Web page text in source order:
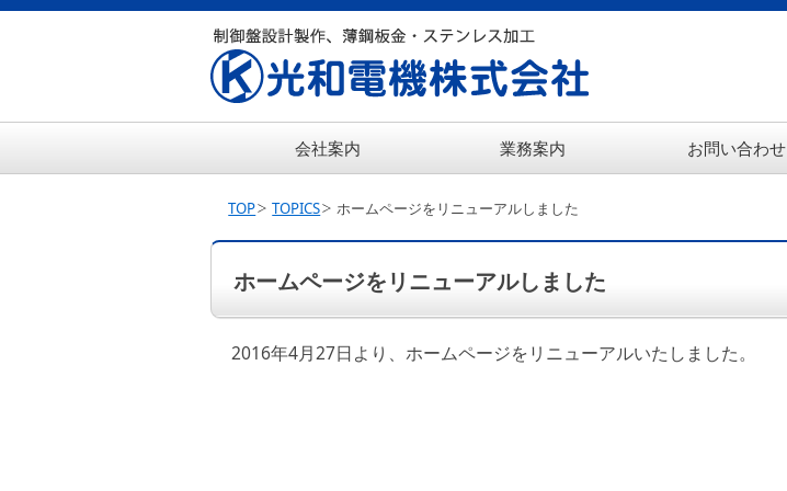
会社案内 業務案内 お問い合わせ
TOP TOPICS ホームページをリニューアルしました
ホームページをリニューアルしました
2016年4月27日より、ホームページをリニューアルいたしました。